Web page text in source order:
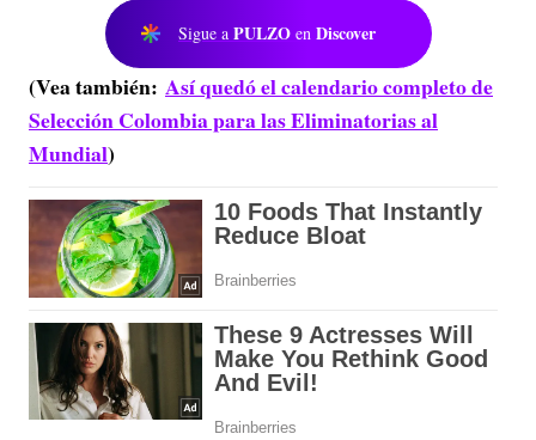
Sigue a PULZO en Discover
(Vea también: Así quedó el calendario completo de
Selección Colombia para las Eliminatorias al
Mundial)